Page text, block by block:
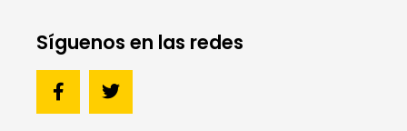
Síguenos en las redes